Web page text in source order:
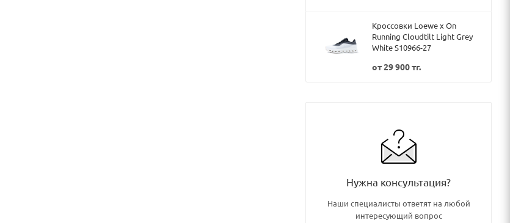
Кроссовки Loewe x On
Running Cloudtilt Light Grey
White S10966-27
от29 900 тг.
Нужна консультация?
Наши специалисты ответят на любой
интересующий вопрос